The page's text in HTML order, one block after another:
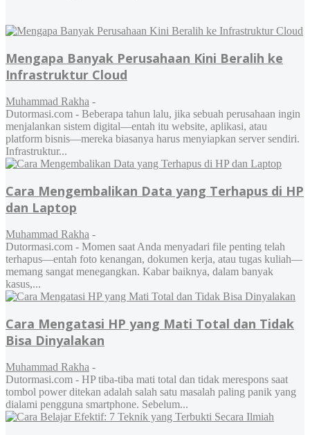
Mengapa Banyak Perusahaan Kini Beralih ke
Infrastruktur Cloud
Muhammad Rakha -
Dutormasi.com - Beberapa tahun lalu, jika sebuah perusahaan ingin
menjalankan sistem digital—entah itu website, aplikasi, atau
platform bisnis—mereka biasanya harus menyiapkan server sendiri.
Infrastruktur...
Cara Mengembalikan Data yang Terhapus di HP
dan Laptop
Muhammad Rakha -
Dutormasi.com - Momen saat Anda menyadari file penting telah
terhapus—entah foto kenangan, dokumen kerja, atau tugas kuliah—
memang sangat menegangkan. Kabar baiknya, dalam banyak
kasus,...
Cara Mengatasi HP yang Mati Total dan Tidak
Bisa Dinyalakan
Muhammad Rakha -
Dutormasi.com - HP tiba-tiba mati total dan tidak merespons saat
tombol power ditekan adalah salah satu masalah paling panik yang
dialami pengguna smartphone. Sebelum...